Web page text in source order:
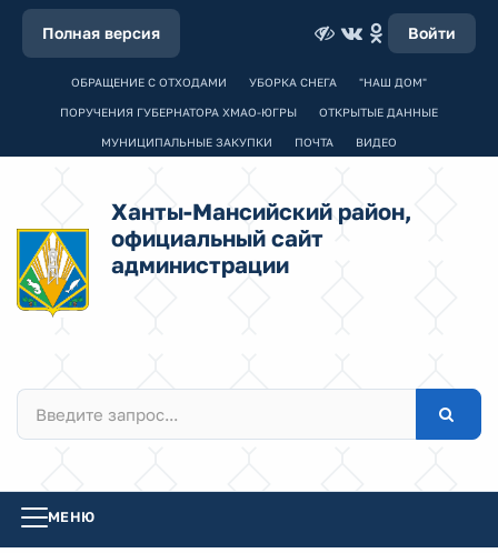
Полная версия Войти
ОБРАЩЕНИЕ С ОТХОДАМИ УБОРКА СНЕГА "НАШ ДОМ"
ПОРУЧЕНИЯ ГУБЕРНАТОРА ХМАО-ЮГРЫ ОТКРЫТЫЕ ДАННЫЕ
МУНИЦИПАЛЬНЫЕ ЗАКУПКИ ПОЧТА ВИДЕО
Ханты-Мансийский район,
официальный сайт
администрации
МЕНЮ